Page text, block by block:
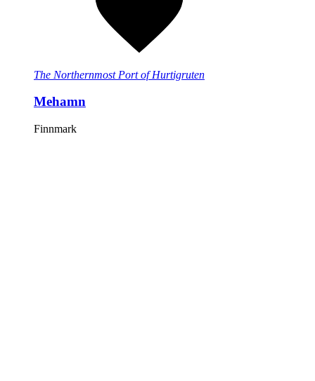
The Northernmost Port of Hurtigruten
Mehamn
Finnmark